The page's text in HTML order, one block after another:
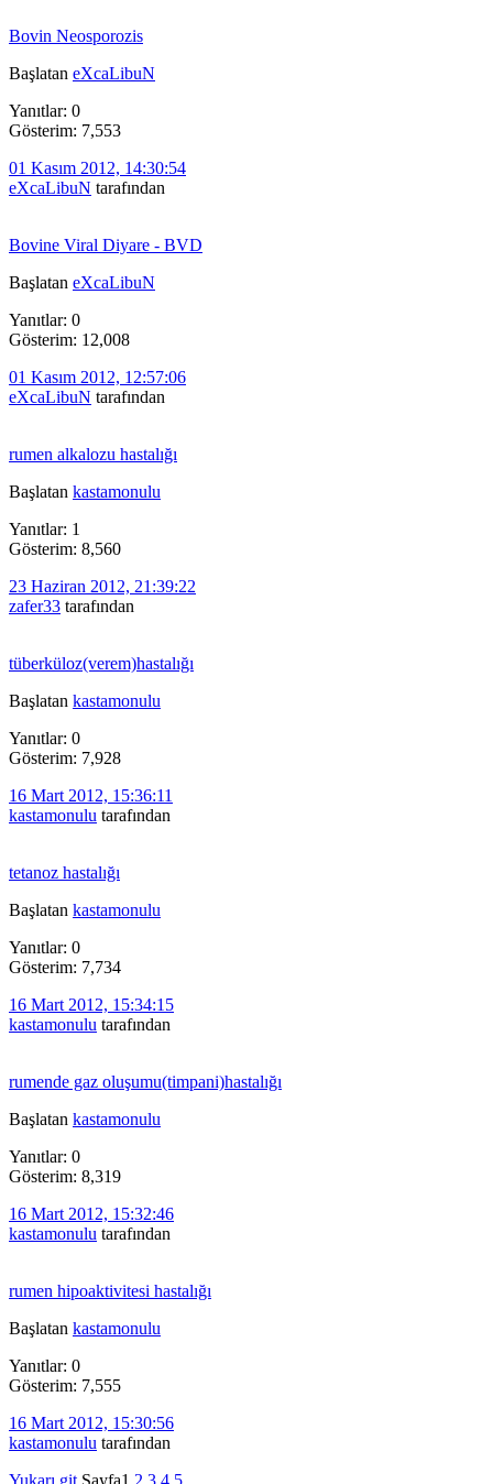
Bovin Neosporozis
Başlatan eXcaLibuN
Yanıtlar: 0
Gösterim: 7,553
01 Kasım 2012, 14:30:54
eXcaLibuN tarafından
Bovine Viral Diyare - BVD
Başlatan eXcaLibuN
Yanıtlar: 0
Gösterim: 12,008
01 Kasım 2012, 12:57:06
eXcaLibuN tarafından
rumen alkalozu hastalığı
Başlatan kastamonulu
Yanıtlar: 1
Gösterim: 8,560
23 Haziran 2012, 21:39:22
zafer33 tarafından
tüberküloz(verem)hastalığı
Başlatan kastamonulu
Yanıtlar: 0
Gösterim: 7,928
16 Mart 2012, 15:36:11
kastamonulu tarafından
tetanoz hastalığı
Başlatan kastamonulu
Yanıtlar: 0
Gösterim: 7,734
16 Mart 2012, 15:34:15
kastamonulu tarafından
rumende gaz oluşumu(timpani)hastalığı
Başlatan kastamonulu
Yanıtlar: 0
Gösterim: 8,319
16 Mart 2012, 15:32:46
kastamonulu tarafından
rumen hipoaktivitesi hastalığı
Başlatan kastamonulu
Yanıtlar: 0
Gösterim: 7,555
16 Mart 2012, 15:30:56
kastamonulu tarafından
Yukarı git Sayfa1 2 3 4 5